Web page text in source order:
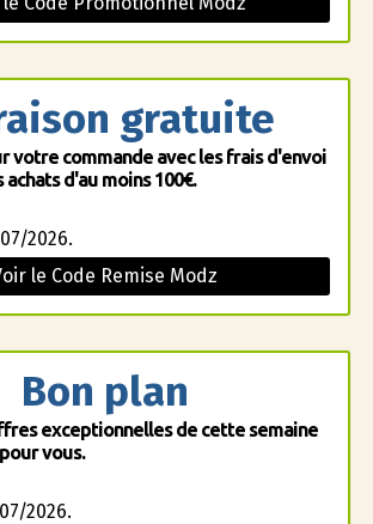
gratuite
votre commande avec les frais d'envoi
d'au moins 100€.
2026.
le Code Remise Modz
Bon plan
exceptionnelles de cette semaine
vous.
2026.